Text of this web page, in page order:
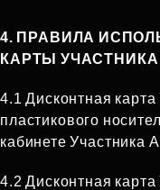
4. ПРАВИЛА
КАРТЫ УЧАСТНИКА
4.1 Дисконтная
пластикового
кабинете Участника
4.2 Дисконтная